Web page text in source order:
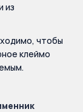
из
чтобы
клеймо